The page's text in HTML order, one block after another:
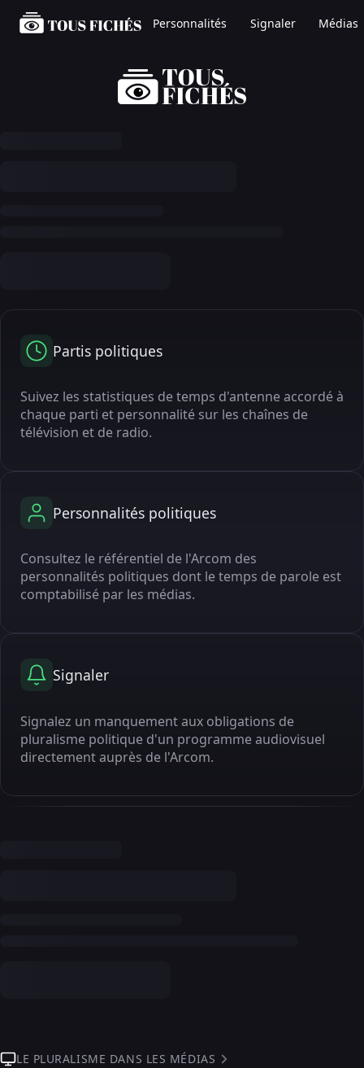
Personnalités Signaler Médias
Partis politiques
Suivez les statistiques de temps d'antenne accordé à
chaque parti et personnalité sur les chaînes de
télévision et de radio.
Personnalités politiques
Consultez le référentiel de l'Arcom des
personnalités politiques dont le temps de parole est
comptabilisé par les médias.
Signaler
Signalez un manquement aux obligations de
pluralisme politique d'un programme audiovisuel
directement auprès de l'Arcom.
LE PLURALISME DANS LES MÉDIAS